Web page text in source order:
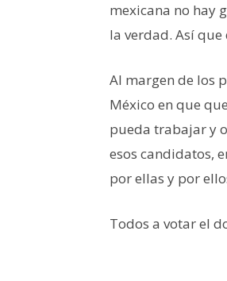
mexicana no hay
la verdad. Así
Al margen de los
México en que
pueda trabajar y
esos candidatos,
por ellas y por
Todos a votar el